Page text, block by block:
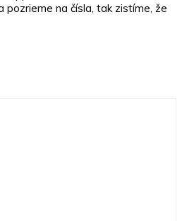
pozrieme na čísla, tak zistíme, že